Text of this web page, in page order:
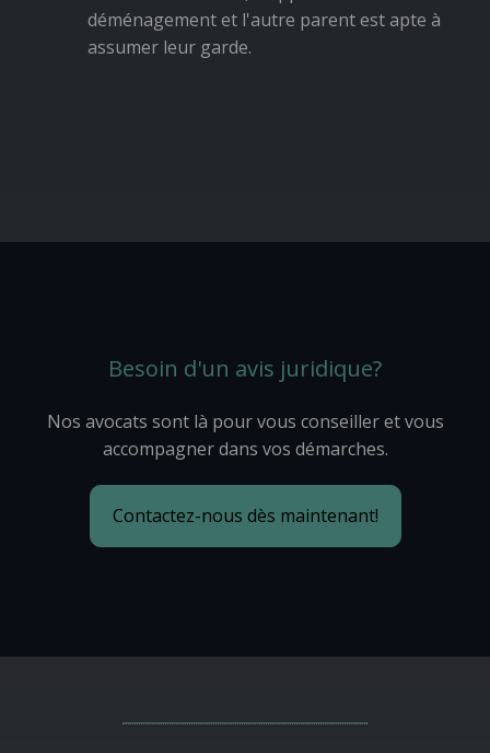
déménagement et l'autre parent est apte à
assumer leur garde.
Besoin d'un avis juridique?
Nos avocats sont là pour vous conseiller et vous
accompagner dans vos démarches.
Contactez-nous dès maintenant!